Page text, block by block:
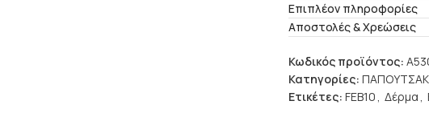
Επιπλέον πληροφορίες
Αποστολές & Χρεώσεις
Κωδικός προϊόντος:
Κατηγορίες:
Ετικέτες: FEB10, Δέρμα,